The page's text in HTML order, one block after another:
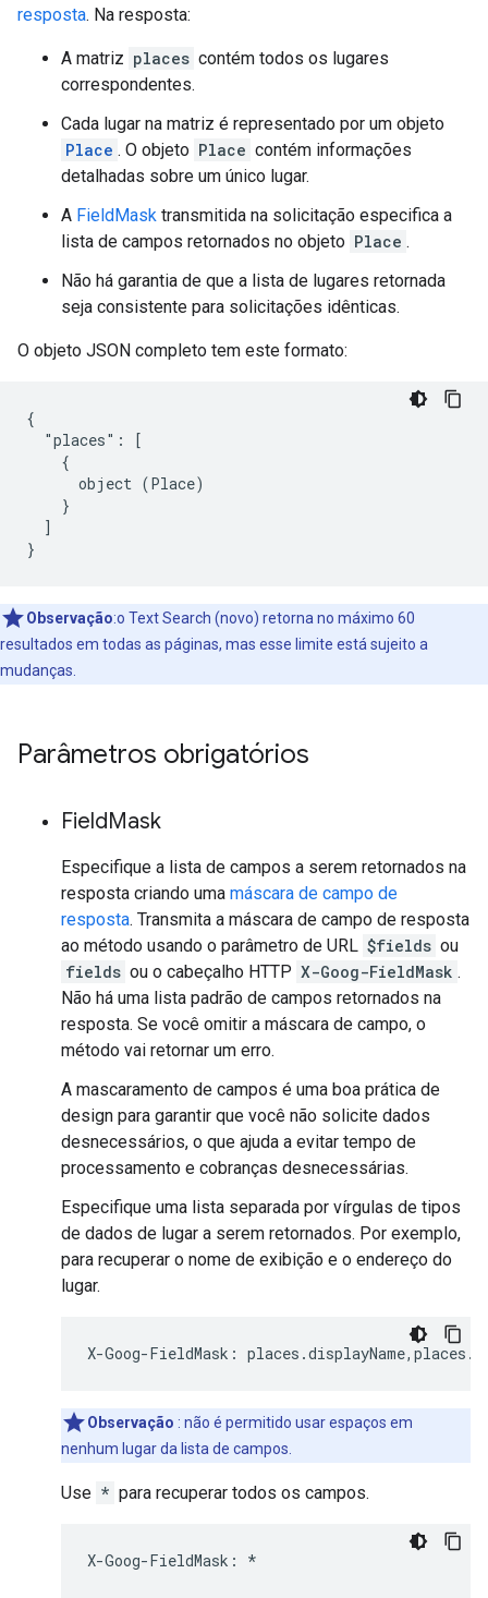
resposta. Na resposta:
A matriz places contém todos os lugares
correspondentes.
Cada lugar na matriz é representado por um objeto
Place . O objeto Place contém informações
detalhadas sobre um único lugar.
A FieldMask transmitida na solicitação especifica a
lista de campos retornados no objeto Place .
Não há garantia de que a lista de lugares retornada
seja consistente para solicitações idênticas.
O objeto JSON completo tem este formato:
{
  "places": [
    {
      object (Place)
    }
  ]
}
Observação:o Text Search (novo) retorna no máximo 60
resultados em todas as páginas, mas esse limite está sujeito a
mudanças.
Parâmetros obrigatórios
FieldMask
Especifique a lista de campos a serem retornados na
resposta criando uma máscara de campo de
resposta. Transmita a máscara de campo de resposta
ao método usando o parâmetro de URL $fields ou
fields ou o cabeçalho HTTP X-Goog-FieldMask .
Não há uma lista padrão de campos retornados na
resposta. Se você omitir a máscara de campo, o
método vai retornar um erro.
A mascaramento de campos é uma boa prática de
design para garantir que você não solicite dados
desnecessários, o que ajuda a evitar tempo de
processamento e cobranças desnecessárias.
Especifique uma lista separada por vírgulas de tipos
de dados de lugar a serem retornados. Por exemplo,
para recuperar o nome de exibição e o endereço do
lugar.
X-Goog-FieldMask : places .displayName, places .
Observação : não é permitido usar espaços em
nenhum lugar da lista de campos.
Use * para recuperar todos os campos.
X-Goog-FieldMask : *